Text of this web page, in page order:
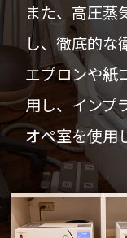
また、高圧蒸
し、徹底的な
エプロンや紙
用し、インプ
オペ室を使用